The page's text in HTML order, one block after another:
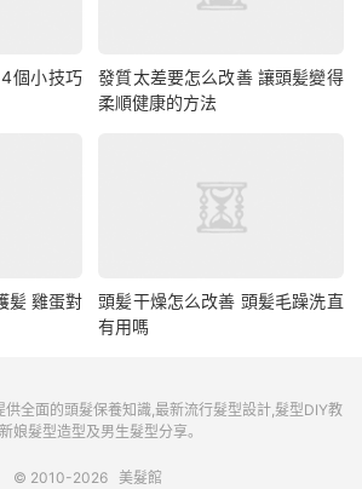
個小技巧
發質太差要怎么改善 讓頭髪變得
柔順健康的方法
髪 雞蛋對
頭髪干燥怎么改善 頭髪毛躁洗直
有用嗎
全面的頭髮保養知識,最新流行髮型設計,髮型DIY教
娘髮型造型及男生髮型分享。
© 2010-2026 美髮館